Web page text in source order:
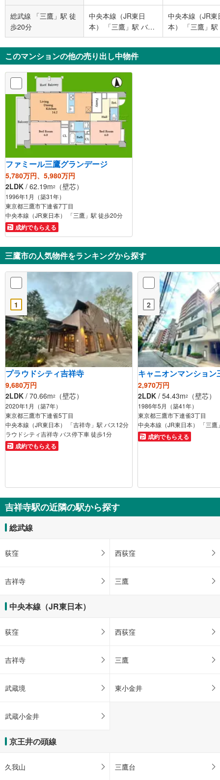
総武線 「三鷹」駅 徒
歩20分
中央本線（JR東日
本） 「三鷹」駅 バス
16分 新川通り バス停
下車 徒歩6分
中央本線（JR東
本） 「三鷹」駅
16分
このマンションの他の売り出し中物件
ファミール三鷹グランデージ
5,780万円、5,980万円
2LDK / 62.19m2 （壁芯）
1996年1月（築31年）
東京都三鷹市下連雀7丁目
中央本線（JR東日本） 「三鷹」駅 徒歩20分
成約でもらえる
三鷹市の人気物件をランキングから探す
1
プラウドシティ吉祥寺
9,680万円
2LDK / 70.66m2 （壁芯）
2020年1月（築7年）
東京都三鷹市下連雀5丁目
中央本線（JR東日本） 「吉祥寺」駅 バス12分
ラウドシティ吉祥寺 バス停下車 徒歩1分
成約でもらえる
2
キャニオンマンション
2,970万円
2LDK / 54.43m2 （壁芯）
1986年5月（築41年）
東京都三鷹市下連雀3丁目
中央本線（JR東日本） 「三鷹
成約でもらえる
吉祥寺駅の近隣の駅から探す
総武線
荻窪 西荻窪
吉祥寺 三鷹
中央本線（JR東日本）
荻窪 西荻窪
吉祥寺 三鷹
武蔵境 東小金井
武蔵小金井
京王井の頭線
久我山 三鷹台